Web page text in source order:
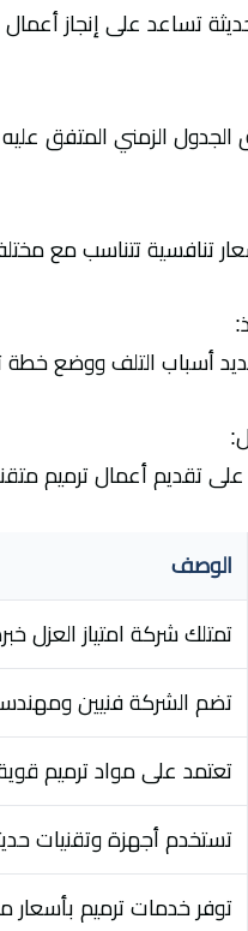
تساعد على إنجاز أعمال
الزمني المتفق عليه
تنافسية تتناسب مع
أسباب التلف ووضع خطة
على تقديم أعمال ترميم
الوصف
تمتلك شركة امتياز العزل
تضم الشركة فنيين
تعتمد على مواد ترميم
تستخدم أجهزة وتقنيات
توفر خدمات ترميم